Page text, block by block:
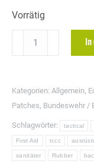
Vorrätig
TEC
3D
FIRST
AID
PVC
MIT
Kategorien: Allgemein,
Patches, Bundeswehr /
Schlagwörter: tactical
First Aid tccc
sanitäter Rubber